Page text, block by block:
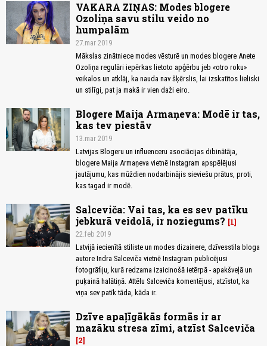
VAKARA ZIŅAS: Modes blogere
Ozoliņa savu stilu veido no
humpalām
27.mar 2019
Mākslas zinātniece modes vēsturē un modes blogere Anete
Ozoliņa regulāri iepērkas lietoto apģērbu jeb «otro roku»
veikalos un atklāj, ka nauda nav šķērslis, lai izskatītos lieliski
un stilīgi, pat ja makā ir vien daži eiro.
Blogere Maija Armaņeva: Modē ir tas,
kas tev piestāv
13.mar 2019
Latvijas Blogeru un influenceru asociācijas dibinātāja,
blogere Maija Armaņeva vietnē Instagram apspēlējusi
jautājumu, kas mūždien nodarbinājis sieviešu prātus, proti,
kas tagad ir modē.
Salceviča: Vai tas, ka es sev patīku
jebkurā veidolā, ir noziegums?
1
22.feb 2019
Latvijā iecienītā stiliste un modes dizainere, dzīvesstila bloga
autore Indra Salceviča vietnē Instagram publicējusi
fotogrāfiju, kurā redzama izaicinošā ietērpā - apakšveļā un
puķainā halātiņā. Attēlu Salceviča komentējusi, atzīstot, ka
viņa sev patīk tāda, kāda ir.
Dzīve apaļīgākās formās ir ar
mazāku stresa zīmi, atzīst Salceviča
2